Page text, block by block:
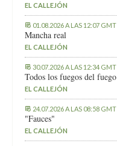
EL CALLEJÓN
01.08.2026 A LAS 12:07 GMT
Mancha real
EL CALLEJÓN
30.07.2026 A LAS 12:34 GMT
Todos los fuegos del fuego
EL CALLEJÓN
24.07.2026 A LAS 08:58 GMT
"Fauces"
EL CALLEJÓN